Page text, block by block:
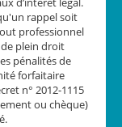
rappel soit
professionnel
plein droit
pénalités de
forfaitaire
n° 2012-1115
ou chèque)